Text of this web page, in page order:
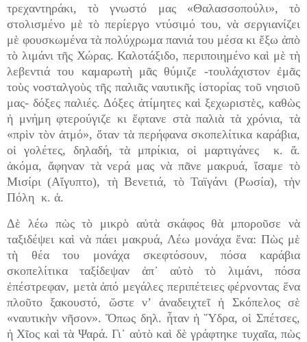
τρεχαντηράκι, τὸ γνωστό μας «Θαλασσοπούλι», τὸ
στολισμένο μὲ τὸ περίεργο ντύσιμό του, νὰ σεργιανίζει
μὲ φουσκωμένα τὰ πολύχρωμα πανιά του μέσα κι ἔξω ἀπὸ
τὸ λιμάνι τῆς Χώρας. Καλοτάξιδο, περιποιημένο καὶ μὲ τὴ
λεβεντιά του καμαρωτὴ μᾶς θύμιζε -τουλάχιστον ἐμᾶς
τοὺς νοσταλγοὺς τῆς παλιᾶς ναυτικῆς ἱστορίας τοῦ νησιοῦ
μας- δόξες παλιές. Δόξες ἀτίμητες καὶ ξεχωριστὲς, καθὼς
ἡ μνήμη φτερούγιζε κι ἔφτανε στὰ παλιὰ τὰ χρόνια, τὰ
«πρὶν τὸν ἀτμό», ὅταν τὰ περήφανα σκοπελίτικα καράβια,
οἱ γολέτες, δηλαδή, τὰ μπρίκια, οἱ μαρτιγάνες κ. ἄ.
ἀκόμα, ἄφηναν τὰ νερά μας νὰ πᾶνε μακρυά, ἴσαμε τὸ
Μισίρι (Αἴγυπτο), τὴ Βενετιά, τὸ Ταϊγάνι (Ρωσία), τὴν
Πόλη κ. ἀ.
Δὲ λέω πὼς τὸ μικρὸ αὐτὰ σκάφος θὰ μποροῦσε νὰ
ταξιδέψει καὶ νὰ πάει μακρυά, Λέω μονάχα ἕνα: Πὼς μὲ
τὴ θέα του μονάχα σκεφτόσουν, πόσα καράβια
σκοπελίτικα ταξίδεψαν ἀπ᾿ αὐτὸ τὸ λιμάνι, πόσα
ἐπέστρεφαν, μετὰ ἀπό μεγάλες περιπέτειες φέρνοντας ἕνα
πλοῦτο ξακουστό, ὥστε ν’ ἀναδειχτεῖ ἡ Σκόπελος σὲ
«ναυτικὴν νῆσον». Ὅπως δηλ. ἦταν ἡ Ὕδρα, οἱ Σπέτσες,
ἡ Χῖος καὶ τὰ Ψαρά. Γι᾿ αὐτὸ καὶ δὲ γράφτηκε τυχαῖα, πὼς